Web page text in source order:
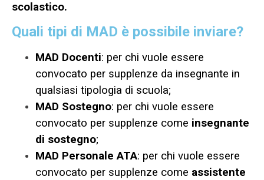
scolastico.
Quali tipi di MAD è possibile inviare?
MAD Docenti: per chi vuole essere
convocato per supplenze da insegnante in
qualsiasi tipologia di scuola;
MAD Sostegno: per chi vuole essere
convocato per supplenze come insegnante
di sostegno;
MAD Personale ATA: per chi vuole essere
convocato per supplenze come assistente